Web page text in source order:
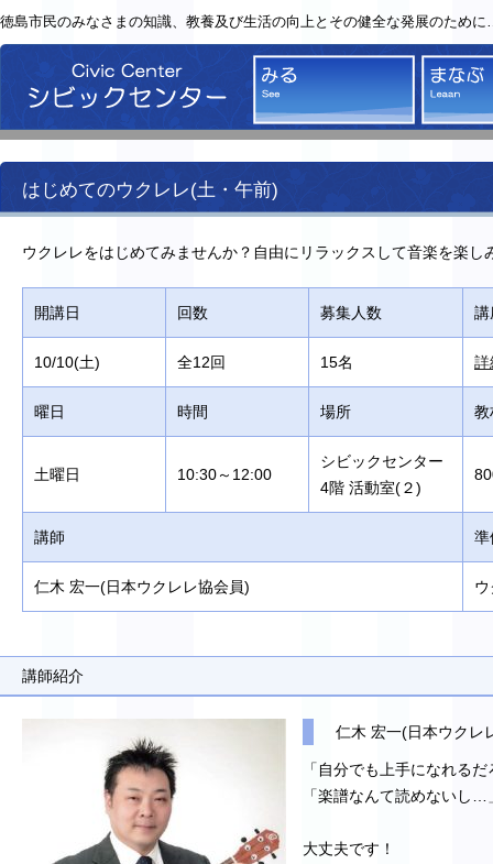
徳島市民のみなさまの知識、教養及び生活の向上とその健全な発展のため
シビックセンター
みる
はじめてのウクレレ(土・午前)
ウクレレをはじめてみませんか？自由にリラックスして音楽を楽し
開講日 回数 募集人数 講
10/10(土) 全12回 15名 詳
曜日 時間 場所 教
土曜日 10:30～12:00
シビックセンター
4階 活動室(２)
講師 準
仁木 宏一(日本ウクレレ協会員)
講師紹介
仁木 宏一(日本ウクレ
「自分でも上手になれる
「楽譜なんて読めないし…
大丈夫です！